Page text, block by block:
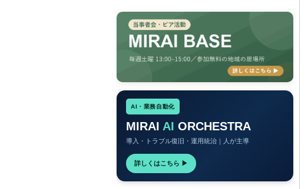
AI・業務自動化
MIRAI AI ORCHESTRA
導入・トラブル復旧・運用統治｜人が主導
詳しくはこちら ▶